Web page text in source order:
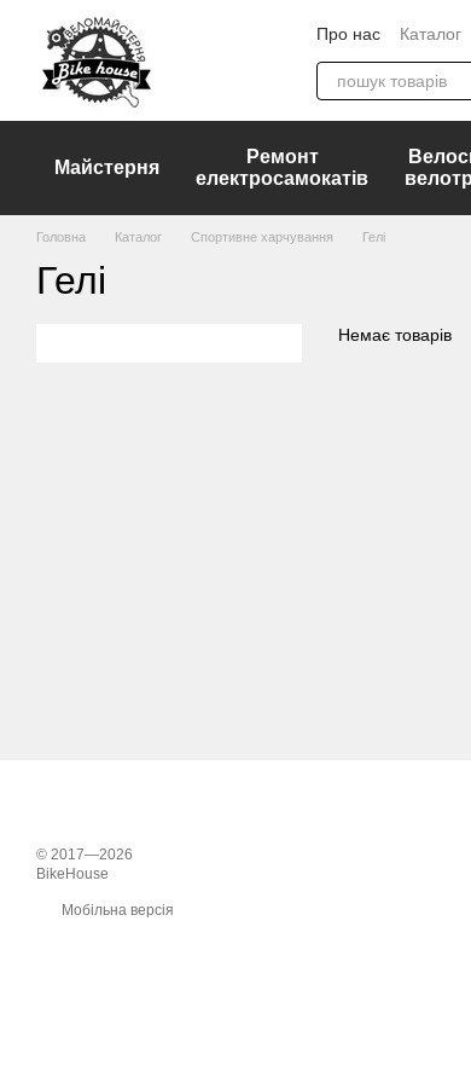
Перейти до основного контенту
Про нас Каталог
ДОГОВІР
Майстерня
Ремонт
електросамокатів
Головна Каталог Спортивне харчування Гелі
Гелі
Немає товарів
© 2017—2026
BikeHouse
Мобільна версія